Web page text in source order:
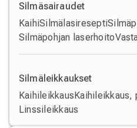
Silmäsairaudet
KaihiSilmälasiresepti
Silmäpohjan laserhoito
Silmäleikkaukset
KaihileikkausKaihileikkaus,
Linssileikkaus